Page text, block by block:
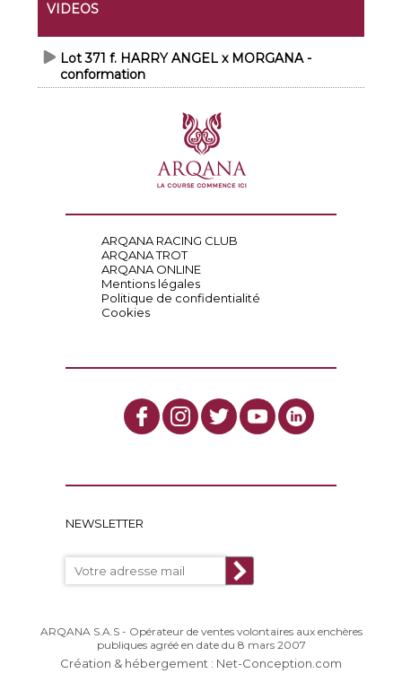
VIDEOS
Lot 371 f. HARRY ANGEL x MORGANA -
conformation
ARQANA RACING CLUB
ARQANA TROT
ARQANA ONLINE
Mentions légales
Politique de confidentialité
Cookies
NEWSLETTER
ARQANA S.A.S - Opérateur de ventes volontaires aux enchères
publiques agréé en date du 8 mars 2007
Création & hébergement : Net-Conception.com